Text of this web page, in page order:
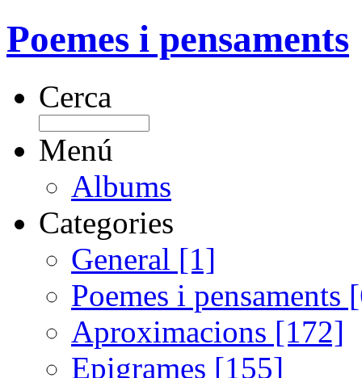
Poemes i pensaments
Cerca
Menú
Albums
Categories
General [1]
Poemes i pensaments
Aproximacions [172]
Epigrames [155]